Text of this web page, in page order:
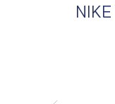
NIKE